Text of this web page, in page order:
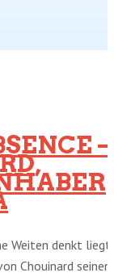
–
Weiten denkt liegt
Chouinard seinen